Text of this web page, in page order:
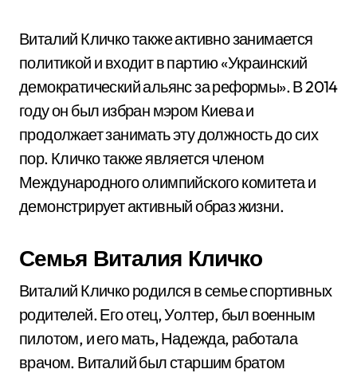
Виталий Кличко также активно занимается
политикой и входит в партию «Украинский
демократический альянс за реформы». В 2014
году он был избран мэром Киева и
продолжает занимать эту должность до сих
пор. Кличко также является членом
Международного олимпийского комитета и
демонстрирует активный образ жизни.
Семья Виталия Кличко
Виталий Кличко родился в семье спортивных
родителей. Его отец, Уолтер, был военным
пилотом, и его мать, Надежда, работала
врачом. Виталий был старшим братом